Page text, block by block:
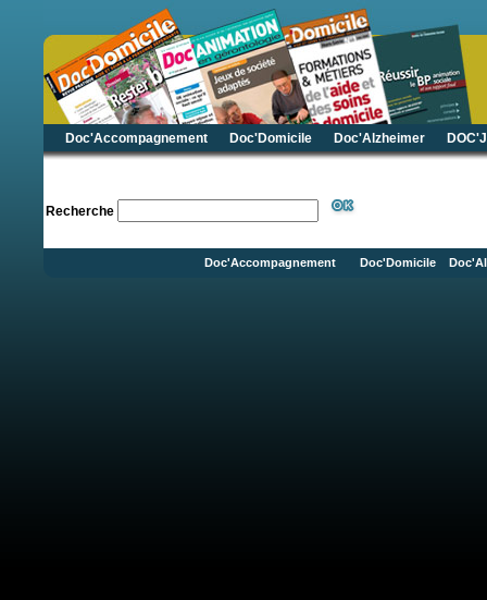
Doc'Accompagnement Doc'Domicile Doc'Alzheimer
Recherche
Doc'Accompagnement Doc'Domicile